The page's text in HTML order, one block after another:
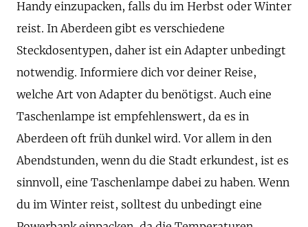
Handy einzupacken, falls du im Herbst oder Winter
reist. In Aberdeen gibt es verschiedene
Steckdosentypen, daher ist ein Adapter unbedingt
notwendig. Informiere dich vor deiner Reise,
welche Art von Adapter du benötigst. Auch eine
Taschenlampe ist empfehlenswert, da es in
Aberdeen oft früh dunkel wird. Vor allem in den
Abendstunden, wenn du die Stadt erkundest, ist es
sinnvoll, eine Taschenlampe dabei zu haben. Wenn
du im Winter reist, solltest du unbedingt eine